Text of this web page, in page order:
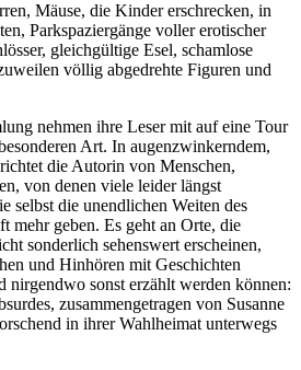
Mäuse, die Kinder erschrecken, in
Parkspaziergänge voller erotischer
gleichgültige Esel, schamlose
völlig abgedrehte Figuren und
nehmen ihre Leser mit auf eine Tour
Art. In augenzwinkerndem,
die Autorin von Menschen,
von denen viele leider längst
selbst die unendlichen Weiten des
mehr geben. Es geht an Orte, die
sonderlich sehenswert erscheinen,
und Hinhören mit Geschichten
nirgendwo sonst erzählt werden können:
zusammengetragen von Susanne
in ihrer Wahlheimat unterwegs